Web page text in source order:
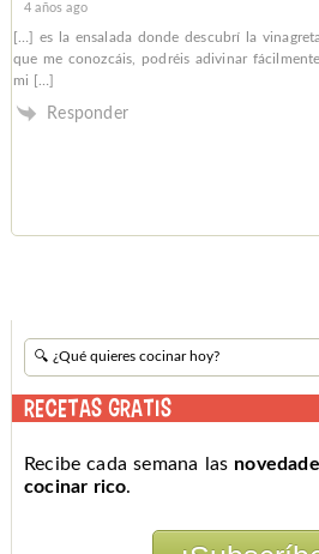
4 años ago
[…] es la ensalada donde descubrí la
que me conozcáis, podréis adivinar
mi […]
Responder
RECETAS GRATIS
Recibe cada semana las
cocinar rico.